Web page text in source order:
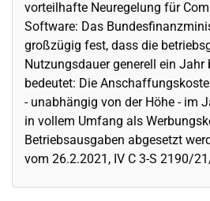
vorteilhafte Neuregelung für
Software: Das
großzügig fest, dass die
Nutzungsdauer generell ein Jahr
bedeutet: Die
- unabhängig von der Höhe - im
in vollem Umfang als
Betriebsausgaben abgesetzt
vom 26.2.2021, IV C 3-S 2190/